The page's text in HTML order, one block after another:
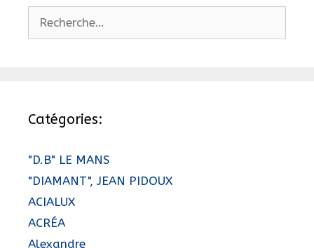
Catégories:
"D.B" LE MANS
"DIAMANT", JEAN PIDOUX
ACIALUX
ACRÉA
Alexandre